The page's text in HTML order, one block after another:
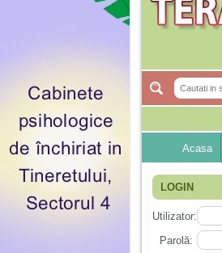
Acasa
LOGIN
Utilizator:
Parolă: